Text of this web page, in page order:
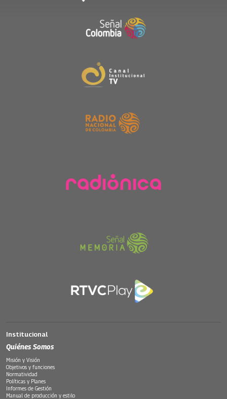
Institucional
Quiénes Somos
Misión y Visión
Objetivos y funciones
Normatividad
Políticas y Planes
Informes de Gestión
Manual de producción y estilo